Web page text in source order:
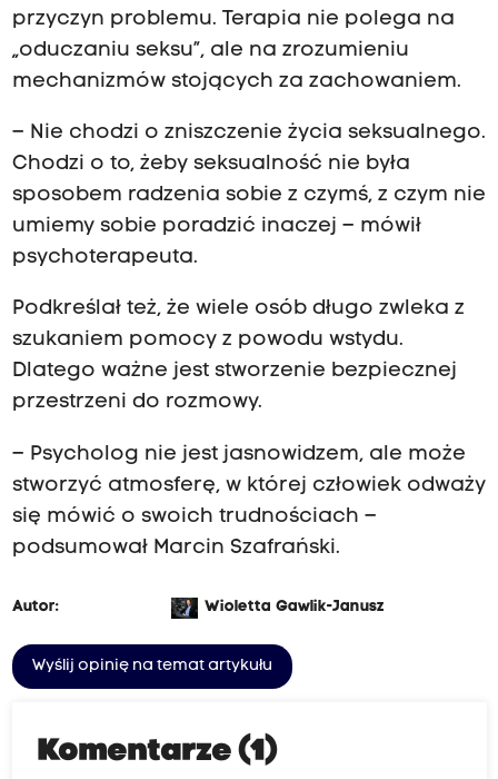
przyczyn problemu. Terapia nie polega na
„oduczaniu seksu”, ale na zrozumieniu
mechanizmów stojących za zachowaniem.
– Nie chodzi o zniszczenie życia seksualnego.
Chodzi o to, żeby seksualność nie była
sposobem radzenia sobie z czymś, z czym nie
umiemy sobie poradzić inaczej – mówił
psychoterapeuta.
Podkreślał też, że wiele osób długo zwleka z
szukaniem pomocy z powodu wstydu.
Dlatego ważne jest stworzenie bezpiecznej
przestrzeni do rozmowy.
– Psycholog nie jest jasnowidzem, ale może
stworzyć atmosferę, w której człowiek odważy
się mówić o swoich trudnościach –
podsumował Marcin Szafrański.
Autor: Wioletta Gawlik-Janusz
Wyślij opinię na temat artykułu
Komentarze (1)